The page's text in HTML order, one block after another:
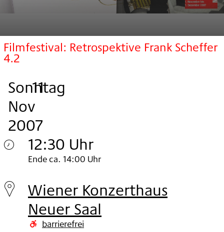
Filmfestival: Retrospektive Frank Scheffer
4.2
Sonntag
, 11
.
Nov
2007
.
12:30 Uhr
Sonntag
11.
Nov
2007
Ende ca. 14:00 Uhr
Wiener Konzerthaus
Neuer Saal
barrierefrei